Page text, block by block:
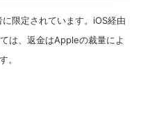
限定されています。iOS経由
は、返金はAppleの裁量によ
。